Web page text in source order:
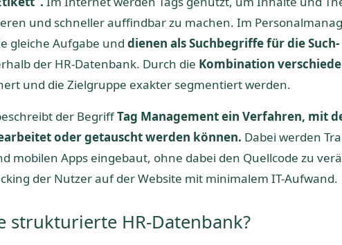
und schneller auffindbar zu machen. Im
gleiche Aufgabe und dienen als Suchbegriffe für die
der HR-Datenbank. Durch die Kombination
und die Zielgruppe exakter segmentiert werden.
der BegriffTag Management ein Verfahren, mit
oder getauscht werden können. Dabei werden
mobilen Apps eingebaut, ohne dabei den Quellcode zu
der Nutzer auf der Website mit minimalem IT-Aufwand.
strukturierte HR-Datenbank?